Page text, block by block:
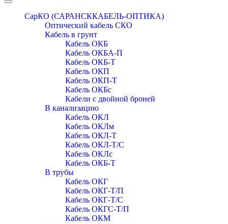
Toggle
navigationСарКО (САРАНСККАБЕЛЬ-ОПТИКА)
Оптический кабель СКО
Кабель в грунт
Кабель ОКБ
Кабель ОКБА-П
Кабель ОКБ-Т
Кабель ОКП
Кабель ОКП-Т
Кабель ОКБc
Кабели с двойной броней
В канализацию
Кабель ОКЛ
Кабель ОКЛм
Кабель ОКЛ-Т
Кабель ОКЛ-Т/С
Кабель ОКЛc
Кабель ОКБ-Т
В трубы
Кабель ОКГ
Кабель ОКГ-Т/П
Кабель ОКГ-Т/С
Кабель ОКГС-Т/П
Кабель ОКМ